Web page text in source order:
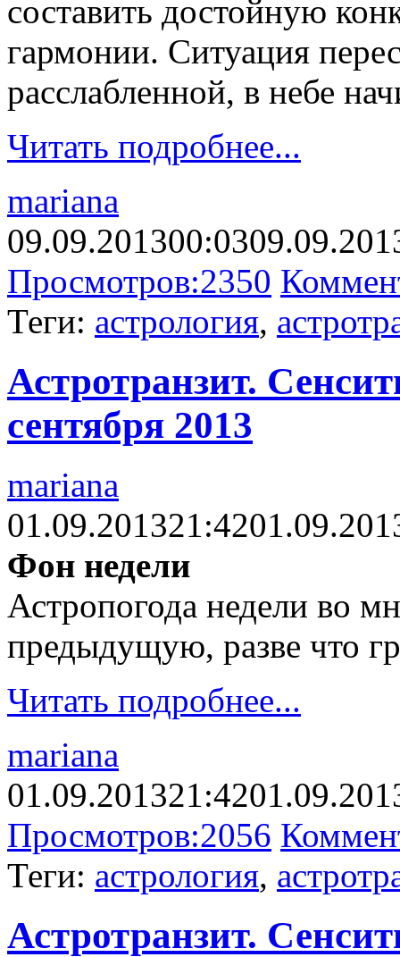
составить достойную
гармонии. Ситуация
расслабленной, в небе
Читать подробнее...
mariana
09.09.201300:03
Просмотров:2350
Теги: астрология,
Астротранзит.
сентября 2013
mariana
01.09.201321:42
Фон недели
Астропогода недели во
предыдущую, разве что
Читать подробнее...
mariana
01.09.201321:42
Просмотров:2056
Теги: астрология,
Астротранзит.